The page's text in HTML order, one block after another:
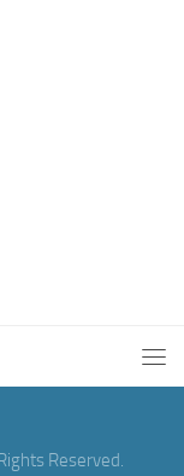
Reserved.